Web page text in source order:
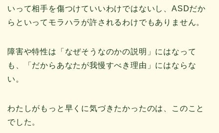
いって相手を傷つけていいわけではないし、ASDだか
らといってモラハラが許されるわけでもありません。
障害や特性は「なぜそうなのかの説明」にはなって
も、「だからあなたが我慢すべき理由」にはならな
い。
わたしがもっと早くに気づきたかったのは、このこと
でした。